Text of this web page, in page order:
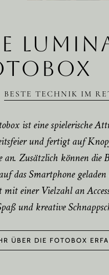
BESTE TECHNIK IM
ist eine spielerische
und fertigt auf
an. Zusätzlich können die
das Smartphone
einer Vielzahl an
und kreative
ÜBER DIE FOTOBOX